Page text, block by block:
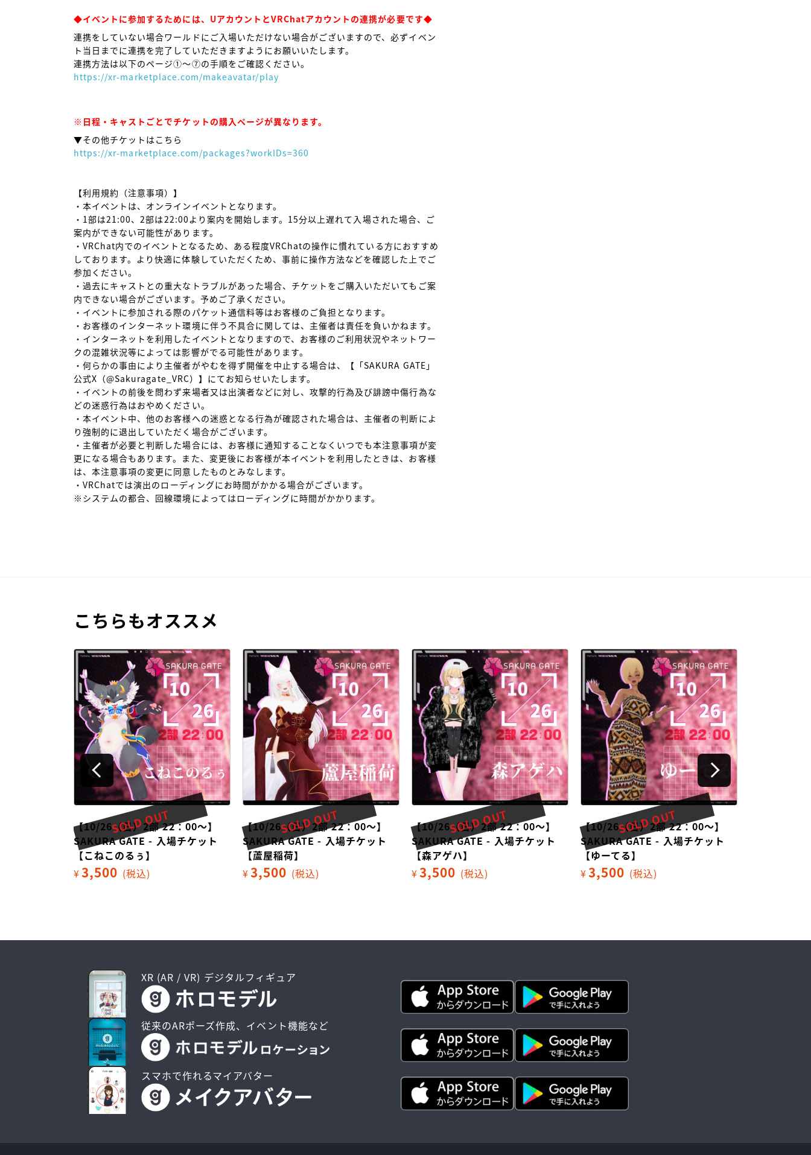
◆イベントに参加するためには、UアカウントとVRChatアカウントの連携が必要です◆
連携をしていない場合ワールドにご入場いただけない場合がございますので、必ずイベン
ト当日までに連携を完了していただきますようにお願いいたします。
https://xr-marketplace.com/makeavatar/play
https://xr-marketplace.com/packages?workIDs=360
【利用規約（注意事項）】
・本イベントは、オンラインイベントとなります。
・1部は21:00、2部は22:00より案内を開始します。15分以上遅れて入場された場合、ご
案内ができない可能性があります。
・VRChat内でのイベントとなるため、ある程度VRChatの操作に慣れている方におすすめ
しております。より快適に体験していただくため、事前に操作方法などを確認した上でご
参加ください。
・過去にキャストとの重大なトラブルがあった場合、チケットをご購入いただいてもご案
内できない場合がございます。予めご了承ください。
・イベントに参加される際のパケット通信料等はお客様のご負担となります。
・お客様のインターネット環境に伴う不具合に関しては、主催者は責任を負いかねます。
・インターネットを利用したイベントとなりますので、お客様のご利用状況やネットワー
クの混雑状況等によっては影響がでる可能性があります。
・何らかの事由により主催者がやむを得ず開催を中止する場合は、【「SAKURA GATE」
公式X（@Sakuragate_VRC）】にてお知らせいたします。
・イベントの前後を問わず来場者又は出演者などに対し、攻撃的行為及び誹謗中傷行為な
どの迷惑行為はおやめください。
・本イベント中、他のお客様への迷惑となる行為が確認された場合は、主催者の判断によ
り強制的に退出していただく場合がございます。
・主催者が必要と判断した場合には、お客様に通知することなくいつでも本注意事項が変
更になる場合もあります。また、変更後にお客様が本イベントを利用したときは、お客様
は、本注意事項の変更に同意したものとみなします。
・VRChatでは演出のローディングにお時間がかかる場合がございます。
※システムの都合、回線環境によってはローディングに時間がかかります。
こちらもオススメ
SOLD OUT
【10/26（日）2部 22：00～】
SAKURA GATE - 入場チケット
【こねこのるぅ】
¥3,500 (税込)
SOLD OUT
【10/26（日）2部 22：00～】
SAKURA GATE - 入場チケット
【蘆屋稲荷】
¥3,500 (税込)
SOLD OUT
【10/26（日）2部 22：00～】
SAKURA GATE - 入場チケット
【森アゲハ】
¥3,500 (税込)
SOLD OUT
【10/26（日）2部 22：00～】
SAKURA GATE - 入場チケット
【ゆーてる】
¥3,500 (税込)
XR (AR / VR) デジタルフィギュア
従来のARポーズ作成、イベント機能など
スマホで作れるマイアバター